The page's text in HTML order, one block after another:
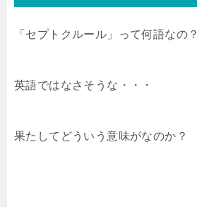
「セプトクルール」って何語なの？
英語ではなさそうな・・・
果たしてどういう意味がなのか？